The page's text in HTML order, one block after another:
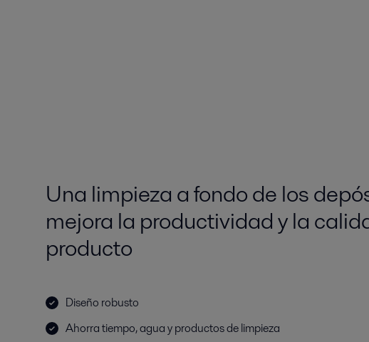
Una limpieza a fondo de los
mejora la productividad y la
producto
Diseño robusto
Ahorra tiempo, agua y productos de limpieza